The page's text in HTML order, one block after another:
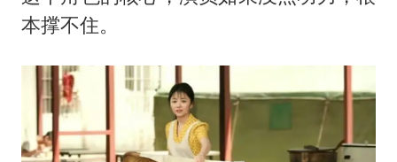
本撑不住。